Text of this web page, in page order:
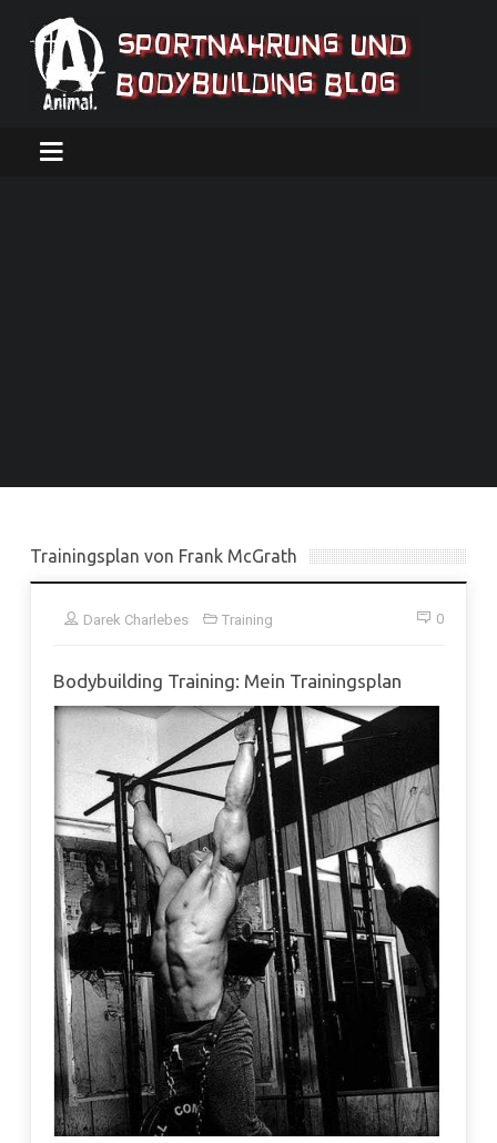
Trainingsplan von Frank McGrath
Darek Charlebes Training 0
Bodybuilding Training: Mein Trainingsplan